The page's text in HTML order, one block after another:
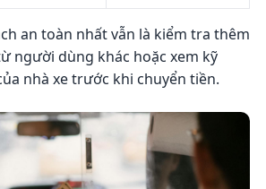
an toàn nhất vẫn là kiểm tra thêm
người dùng khác hoặc xem kỹ
nhà xe trước khi chuyển tiền.